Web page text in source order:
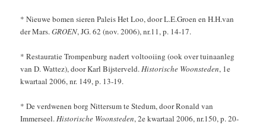
* Nieuwe bomen sieren Paleis Het Loo, door L.E.Groen en H.H.van
der Mars.GROEN, JG. 62 (nov. 2006), nr.11, p. 14-17.
* Restauratie Trompenburg nadert voltooiing (ook over tuinaanleg
van D. Wattez), door Karl Bijsterveld.Historische Woonsteden, 1e
kwartaal 2006, nr. 149, p. 13-19.
* De verdwenen borg Nittersum te Stedum, door Ronald van
Immerseel.Historische Woonsteden, 2e kwartaal 2006, nr.150, p. 20-